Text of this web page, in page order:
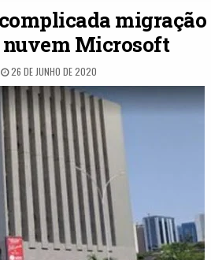
migração
nuvem Microsoft
26 DE JUNHO DE 2020